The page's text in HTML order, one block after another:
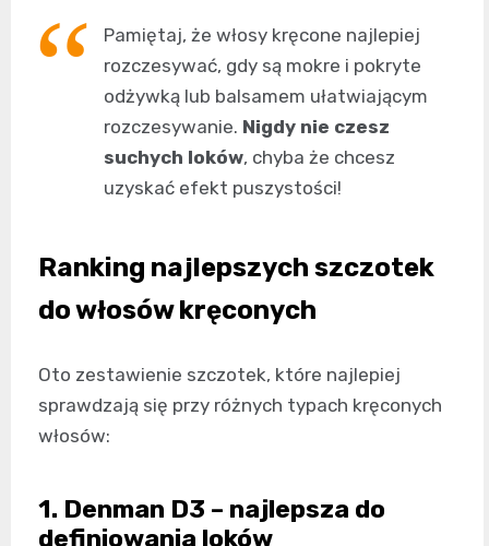
Pamiętaj, że włosy kręcone najlepiej
rozczesywać, gdy są mokre i pokryte
odżywką lub balsamem ułatwiającym
rozczesywanie. Nigdy nie czesz
suchych loków, chyba że chcesz
uzyskać efekt puszystości!
Ranking najlepszych szczotek
do włosów kręconych
Oto zestawienie szczotek, które najlepiej
sprawdzają się przy różnych typach kręconych
włosów:
1. Denman D3 – najlepsza do
definiowania loków